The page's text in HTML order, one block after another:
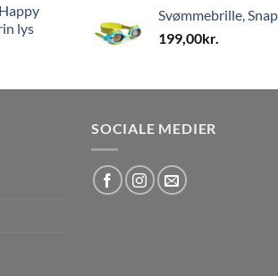
lys
Svømmebrille,
199,00kr.
SOCIALE MEDIER